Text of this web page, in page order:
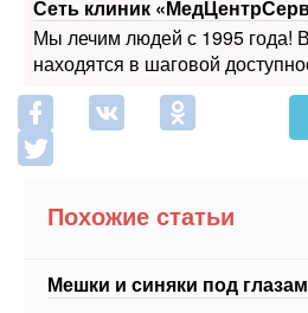
Похожие статьи
Мешки и синяки под глазами
подтяжка лица